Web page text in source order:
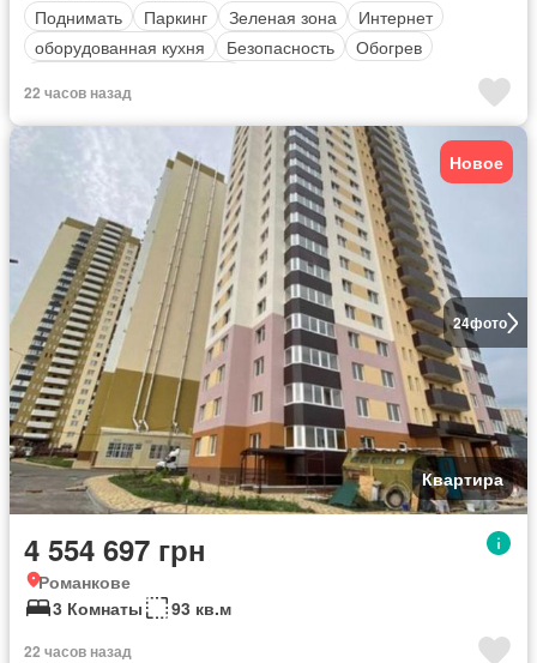
Поднимать
Паркинг Зеленая зона
Интернет
оборудованная кухня
Безопасность
Обогрев
22 часов назад
24фото
Новое
Квартира
4 554 697 грн
Романкове
3 Комнаты
93 кв.м
22 часов назад